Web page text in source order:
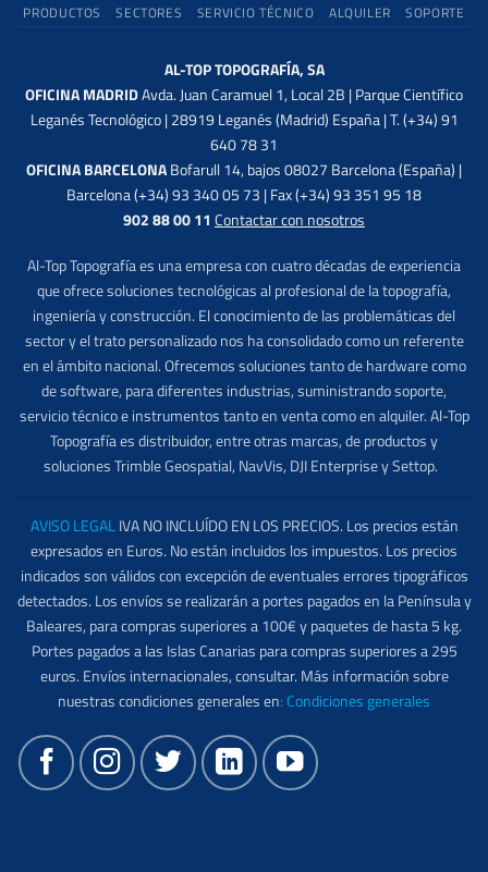
PRODUCTOS SECTORES SERVICIO TÉCNICO ALQUILER SOPORTE
AL-TOP TOPOGRAFÍA, SA
OFICINA MADRIDAvda. Juan Caramuel 1, Local 2B | Parque Científico
Leganés Tecnológico | 28919 Leganés (Madrid) España | T. (+34) 91
640 78 31
OFICINA BARCELONABofarull 14, bajos 08027 Barcelona (España) |
Barcelona (+34) 93 340 05 73 | Fax (+34) 93 351 95 18
902 88 00 11 Contactar con nosotros
Al-Top Topografía es una empresa con cuatro décadas de experiencia
que ofrece soluciones tecnológicas al profesional de la topografía,
ingeniería y construcción. El conocimiento de las problemáticas del
sector y el trato personalizado nos ha consolidado como un referente
en el ámbito nacional. Ofrecemos soluciones tanto de hardware como
de software, para diferentes industrias, suministrando soporte,
servicio técnico e instrumentos tanto en venta como en alquiler. Al-Top
Topografía es distribuidor, entre otras marcas, de productos y
soluciones Trimble Geospatial, NavVis, DJI Enterprise y Settop.
AVISO LEGALIVA NO INCLUÍDO EN LOS PRECIOS. Los precios están
expresados en Euros. No están incluidos los impuestos. Los precios
indicados son válidos con excepción de eventuales errores tipográficos
detectados. Los envíos se realizarán a portes pagados en la Península y
Baleares, para compras superiores a 100€ y paquetes de hasta 5 kg.
Portes pagados a las Islas Canarias para compras superiores a 295
euros. Envíos internacionales, consultar. Más información sobre
nuestras condiciones generales en: Condiciones generales